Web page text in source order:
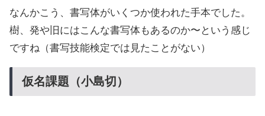
なんかこう、書写体がいくつか使われた手本でした。
樹、発や旧にはこんな書写体もあるのか〜という感じ
ですね（書写技能検定では見たことがない）
仮名課題（小島切）